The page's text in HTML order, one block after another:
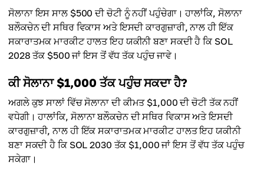
ਸੋਲਾਨਾ ਇਸ ਸਾਲ $500 ਦੀ ਚੋਟੀ ਨੂੰ ਨਹੀਂ ਪਹੁੰਚੇਗਾ। ਹਾਲਾਂਕਿ, ਸੋਲਾਨਾ
ਬਲੌਕਚੇਨ ਦੀ ਸਥਿਰ ਵਿਕਾਸ ਅਤੇ ਇਸਦੀ ਕਾਰਗੁਜ਼ਾਰੀ, ਨਾਲ ਹੀ ਇੱਕ
ਸਕਾਰਾਤਮਕ ਮਾਰਕੀਟ ਹਾਲਤ ਇਹ ਯਕੀਨੀ ਬਣਾ ਸਕਦੀ ਹੈ ਕਿ SOL
2028 ਤੱਕ $500 ਜਾਂ ਇਸ ਤੋਂ ਵੱਧ ਤੱਕ ਪਹੁੰਚ ਜਾਵੇ।
ਕੀ ਸੋਲਾਨਾ $1,000 ਤੱਕ ਪਹੁੰਚ ਸਕਦਾ ਹੈ?
ਅਗਲੇ ਕੁਝ ਸਾਲਾਂ ਵਿੱਚ ਸੋਲਾਨਾ ਦੀ ਕੀਮਤ $1,000 ਦੀ ਚੋਟੀ ਤੱਕ ਨਹੀਂ
ਵਧੇਗੀ। ਹਾਲਾਂਕਿ, ਸੋਲਾਨਾ ਬਲੌਕਚੇਨ ਦੀ ਸਥਿਰ ਵਿਕਾਸ ਅਤੇ ਇਸਦੀ
ਕਾਰਗੁਜ਼ਾਰੀ, ਨਾਲ ਹੀ ਇੱਕ ਸਕਾਰਾਤਮਕ ਮਾਰਕੀਟ ਹਾਲਤ ਇਹ ਯਕੀਨੀ
ਬਣਾ ਸਕਦੀ ਹੈ ਕਿ SOL 2030 ਤੱਕ $1,000 ਜਾਂ ਇਸ ਤੋਂ ਵੱਧ ਤੱਕ ਪਹੁੰਚ
ਸਕੇਗਾ।